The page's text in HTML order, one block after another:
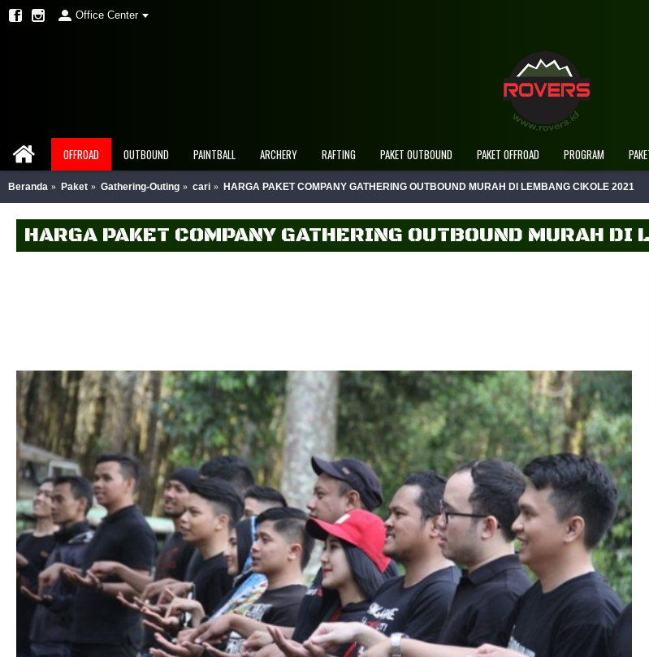
Office Center Selamat Datang Di
OFFROAD OUTBOUND PAINTBALL ARCHERY RAFTING PAKET OUTBOUND PAKET OFFROAD PROGRAM
Beranda Paket Gathering-Outing cari HARGA PAKET COMPANY GATHERING OUTBOUND MURAH DI LEMBANG CIKOLE 2021
HARGA PAKET COMPANY GATHERING OUTBOUND MURAH